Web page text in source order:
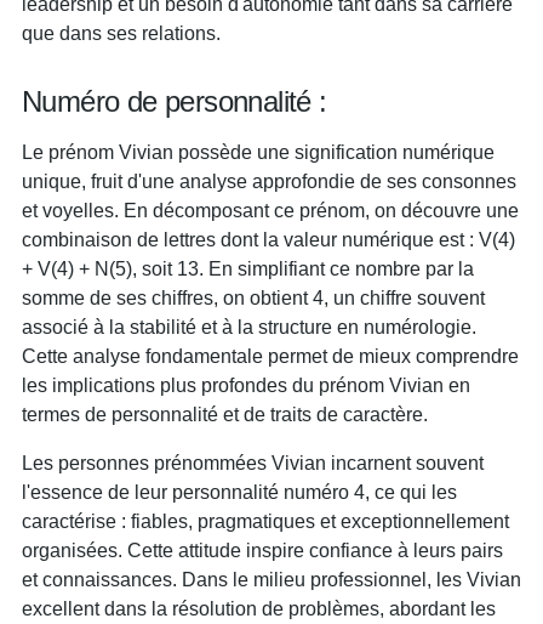
que dans ses relations.
Numéro de personnalité :
Le prénom Vivian possède une signification numérique
unique, fruit d'une analyse approfondie de ses consonnes
et voyelles. En décomposant ce prénom, on découvre une
combinaison de lettres dont la valeur numérique est : V(4)
+ V(4) + N(5), soit 13. En simplifiant ce nombre par la
somme de ses chiffres, on obtient 4, un chiffre souvent
associé à la stabilité et à la structure en numérologie.
Cette analyse fondamentale permet de mieux comprendre
les implications plus profondes du prénom Vivian en
termes de personnalité et de traits de caractère.
Les personnes prénommées Vivian incarnent souvent
l'essence de leur personnalité numéro 4, ce qui les
caractérise : fiables, pragmatiques et exceptionnellement
organisées. Cette attitude inspire confiance à leurs pairs
et connaissances. Dans le milieu professionnel, les Vivian
excellent dans la résolution de problèmes, abordant les